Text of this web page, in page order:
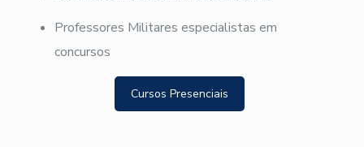
Professores Militares especialistas em
concursos
Cursos Presenciais